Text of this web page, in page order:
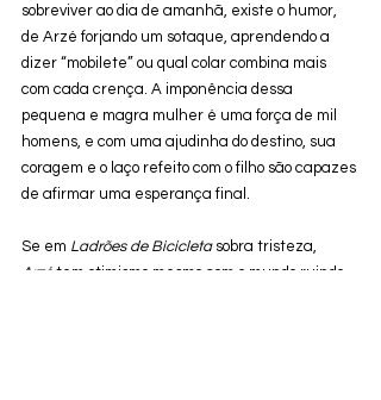
sobreviver ao dia de amanhã, existe o humor,
de Arzé forjando um sotaque, aprendendo a
dizer “mobilete” ou qual colar combina mais
com cada crença. A imponência dessa
pequena e magra mulher é uma força de mil
homens, e com uma ajudinha do destino, sua
coragem e o laço refeito com o filho são capazes
de afirmar uma esperança final.
Se em Ladrões de Bicicleta sobra tristeza,
Arzé tem otimismo mesmo com o mundo ruindo